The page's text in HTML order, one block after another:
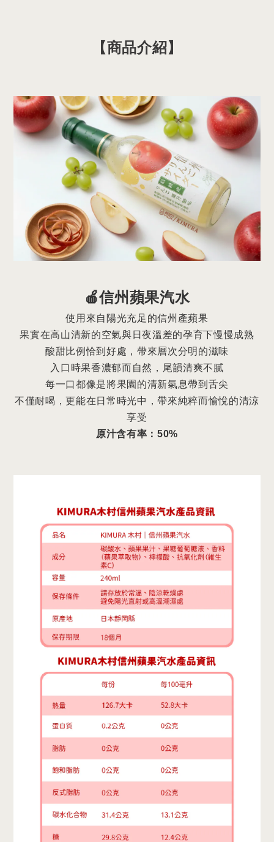
【商品介紹】
🍎信州蘋果汽水
使用來自陽光充足的信州產蘋果
果實在高山清新的空氣與日夜溫差的孕育下慢慢成熟
酸甜比例恰到好處，帶來層次分明的滋味
入口時果香濃郁而自然，尾韻清爽不膩
每一口都像是將果園的清新氣息帶到舌尖
不僅耐喝，更能在日常時光中，帶來純粹而愉悅的清涼
享受
原汁含有率：50%